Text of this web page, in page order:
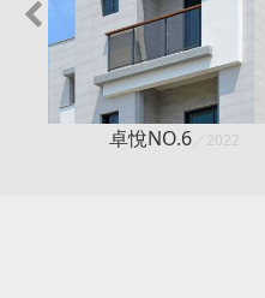
卓悅NO.6／2022